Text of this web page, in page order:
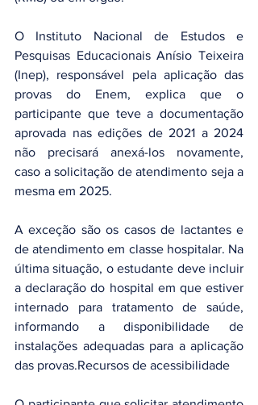
O Instituto Nacional de Estudos e
Pesquisas Educacionais Anísio Teixeira
(Inep), responsável pela aplicação das
provas do Enem, explica que o
participante que teve a documentação
aprovada nas edições de 2021 a 2024
não precisará anexá-los novamente,
caso a solicitação de atendimento seja a
mesma em 2025.
A exceção são os casos de lactantes e
de atendimento em classe hospitalar. Na
última situação, o estudante deve incluir
a declaração do hospital em que estiver
internado para tratamento de saúde,
informando a disponibilidade de
instalações adequadas para a aplicação
das provas.Recursos de acessibilidade